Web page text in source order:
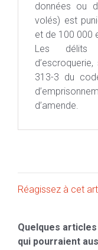
données ou
volés) est
et de 100 000
Les délits
313-3 du
d’amende.
Réagissez à cet
Quelques
qui pourraient